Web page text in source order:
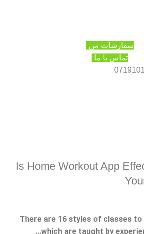
سفارشات من
تماس با ما
Is Home Workout App
There are 16 styles of classes
which are taught by